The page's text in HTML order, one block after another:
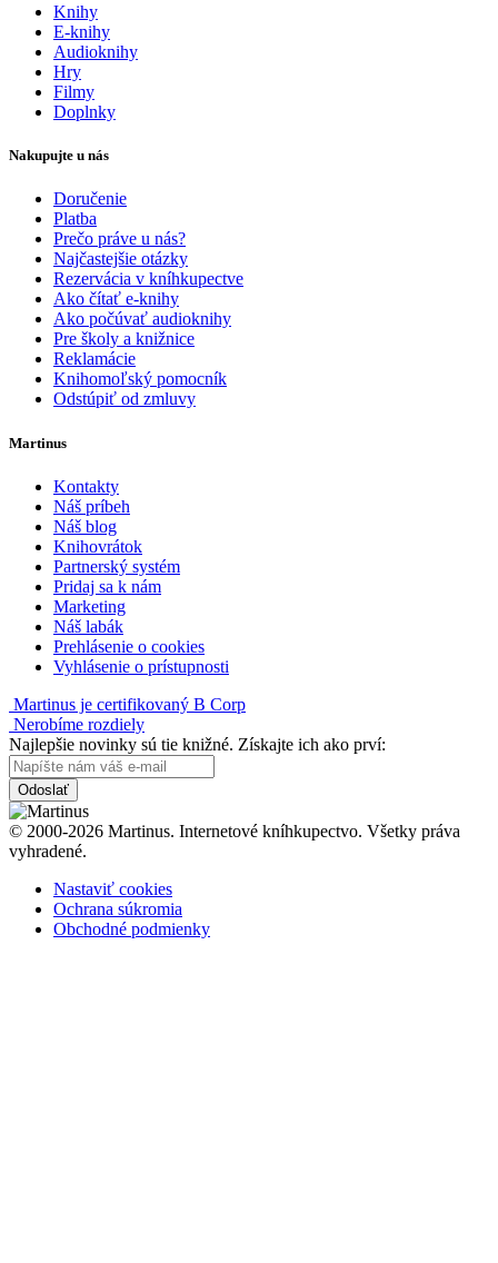
Knihy
E-knihy
Audioknihy
Hry
Filmy
Doplnky
Nakupujte u nás
Doručenie
Platba
Prečo práve u nás?
Najčastejšie otázky
Rezervácia v kníhkupectve
Ako čítať e-knihy
Ako počúvať audioknihy
Pre školy a knižnice
Reklamácie
Knihomoľský pomocník
Odstúpiť od zmluvy
Martinus
Kontakty
Náš príbeh
Náš blog
Knihovrátok
Partnerský systém
Pridaj sa k nám
Marketing
Náš labák
Prehlásenie o cookies
Vyhlásenie o prístupnosti
Martinus je certifikovaný B Corp
Nerobíme rozdiely
Najlepšie novinky sú tie knižné. Získajte ich ako prví:
Odoslať
© 2000-2026 Martinus. Internetové kníhkupectvo. Všetky práva
vyhradené.
Nastaviť cookies
Ochrana súkromia
Obchodné podmienky